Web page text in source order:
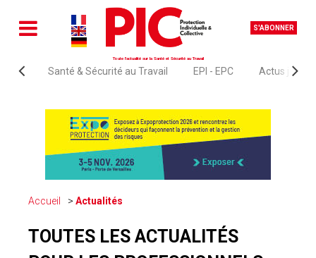
S'ABONNER
Toute l'actualité sur la Santé et Sécurité au Travail
Santé & Sécurité au Travail EPI - EPC Actus
Accueil Actualités
TOUTES LES ACTUALITÉS